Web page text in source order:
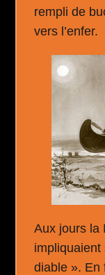
rempli de
vers l’enfer.
Aux jours la
diable ». En